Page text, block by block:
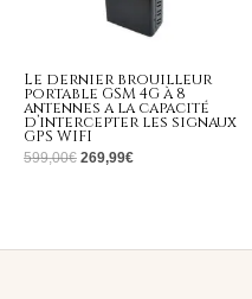
Le dernier brouilleur
portable GSM 4G à 8
antennes a la capacité
d’intercepter les signaux
GPS WIFI
599,00€ 269,99€